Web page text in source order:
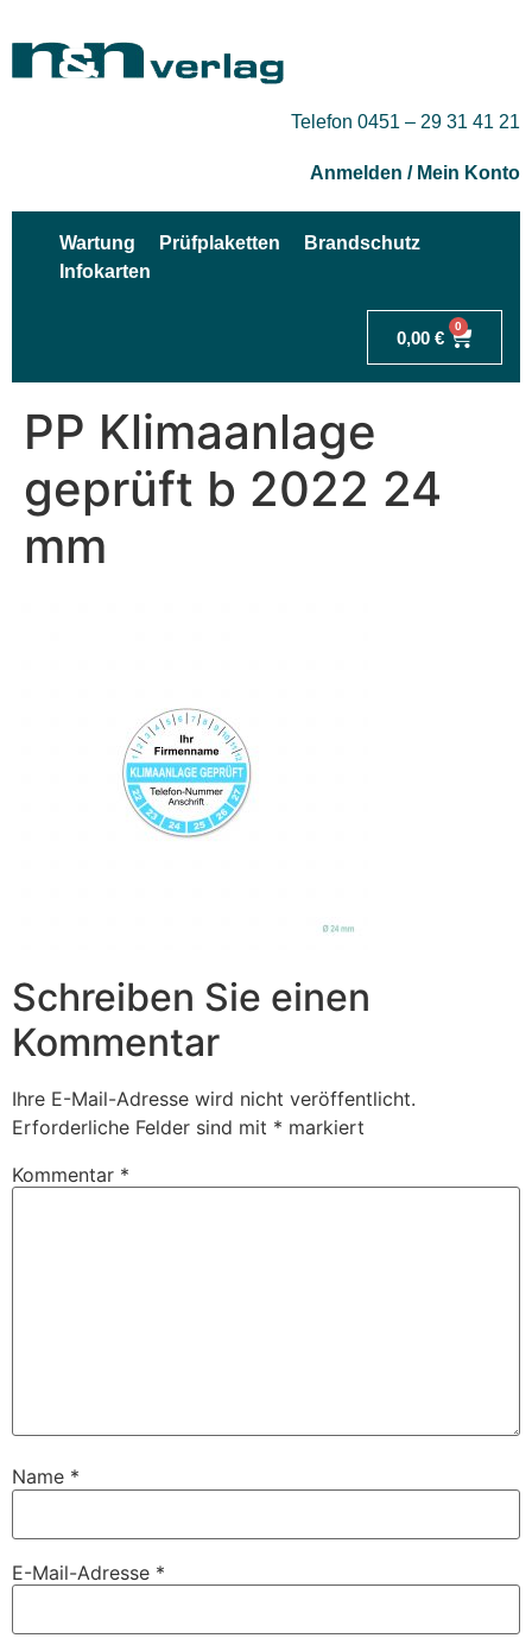
Telefon 0451 – 29 31 41 21
Anmelden / Mein Konto
Wartung Prüfplaketten
Brandschutz
Infokarten
0,00 €
0
PP Klimaanlage
geprüft b 2022 24
mm
Schreiben Sie einen
Kommentar
Ihre E-Mail-Adresse wird nicht veröffentlicht.
Erforderliche Felder sind mit * markiert
Kommentar *
Name *
E-Mail-Adresse *